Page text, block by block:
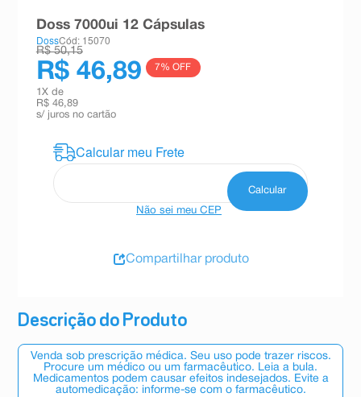
Descrição do Produto
Venda sob prescrição médica. Seu uso pode trazer riscos.
Procure um médico ou um farmacêutico. Leia a bula.
Medicamentos podem causar efeitos indesejados. Evite a
automedicação: informe-se com o farmacêutico.
Doss 7000ui 12 Cápsulas
DossCód: 15070
R$ 50,15
R$ 46,89 7% OFF
1 X de
R$ 46,89
s/ juros no cartão
Não sei meu CEP
Compartilhar produto
teste gravidez
esmalte
absorvente